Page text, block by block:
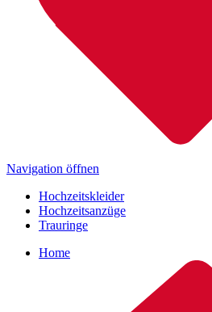
Navigation öffnen
Hochzeitskleider
Hochzeitsanzüge
Trauringe
Home